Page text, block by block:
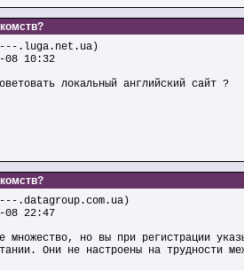
.luga.net.ua)
10:32
локальный английский сайт ?
.datagroup.com.ua)
22:47
множество, но вы при регистрации
Они не настроены на трудности